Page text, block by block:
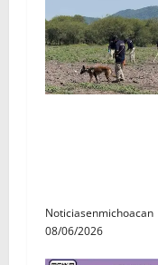
Noticiasenmichoacan
08/06/2026